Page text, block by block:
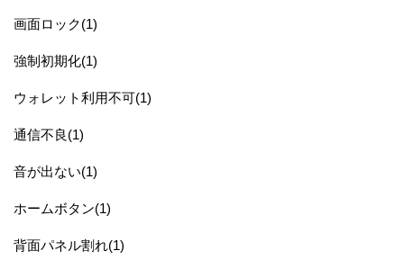
画面ロック(1)
強制初期化(1)
ウォレット利用不可(1)
通信不良(1)
音が出ない(1)
ホームボタン(1)
背面パネル割れ(1)